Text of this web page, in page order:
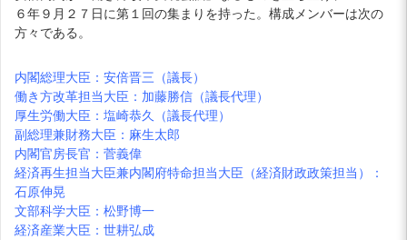
６年９月２７日に第１回の集まりを持った。構成メンバーは次の
方々である。
内閣総理大臣：安倍晋三（議長）
働き方改革担当大臣：加藤勝信（議長代理）
厚生労働大臣：塩崎恭久（議長代理）
副総理兼財務大臣：麻生太郎
内閣官房長官：菅義偉
経済再生担当大臣兼内閣府特命担当大臣（経済財政政策担当）：
石原伸晃
文部科学大臣：松野博一
経済産業大臣：世耕弘成